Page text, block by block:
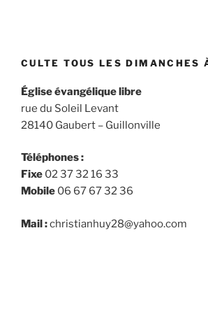
CULTE TOUS LES DIMANCHES
Église évangélique libre
rue du Soleil Levant
28140 Gaubert – Guillonville
Téléphones :
Fixe 02 37 32 16 33
Mobile 06 67 67 32 36
Mail :christianhuy28@yahoo.com